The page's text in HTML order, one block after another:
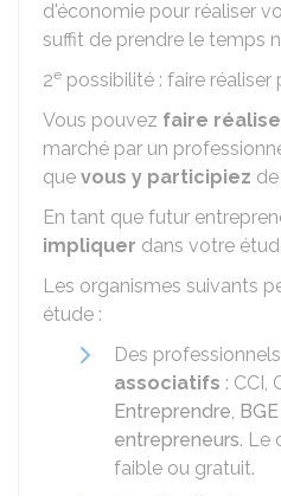
d'économie pour réaliser
suffit de prendre le temps
2e possibilité : faire réaliser
Vous pouvez faire
marché par un
que vous y participiez
En tant que futur
impliquer dans votre
Les organismes suivants
étude :
Des professionnels
associatifs : CCI,
Entreprendre,
entrepreneurs. Le
faible ou gratuit.